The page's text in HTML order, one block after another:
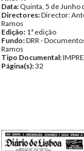
Data: Quinta, 5 de Junho
Directores:Director:
Ramos
Edição: 1ª edição
Fundo:DRR -
Ramos
Tipo Documental:
Página(s):32